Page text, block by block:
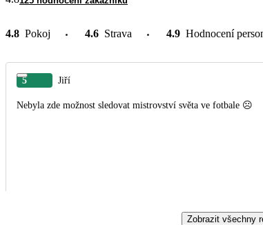
4.8 Pokoj 4.6 Strava 4.9 Hodnocení
5 Jiří
Nebyla zde možnost sledovat mistrovství světa ve fotbale ☹️
Zobrazit všechny